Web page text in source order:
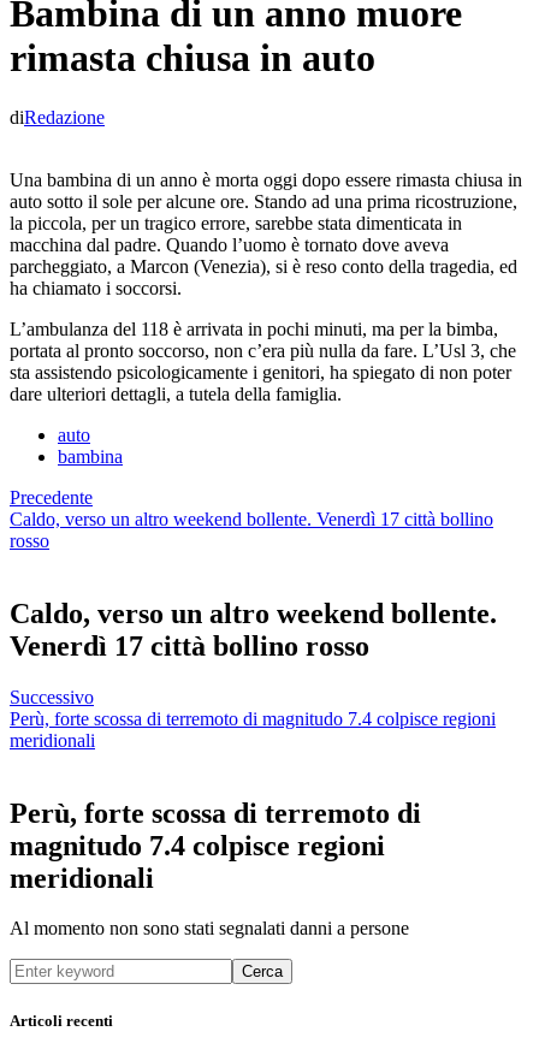
Bambina di un anno muore
rimasta chiusa in auto
diRedazione
Una bambina di un anno è morta oggi dopo essere rimasta chiusa in
auto sotto il sole per alcune ore. Stando ad una prima ricostruzione,
la piccola, per un tragico errore, sarebbe stata dimenticata in
macchina dal padre. Quando l’uomo è tornato dove aveva
parcheggiato, a Marcon (Venezia), si è reso conto della tragedia, ed
ha chiamato i soccorsi.
L’ambulanza del 118 è arrivata in pochi minuti, ma per la bimba,
portata al pronto soccorso, non c’era più nulla da fare. L’Usl 3, che
sta assistendo psicologicamente i genitori, ha spiegato di non poter
dare ulteriori dettagli, a tutela della famiglia.
auto
bambina
Precedente
Caldo, verso un altro weekend bollente. Venerdì 17 città bollino
rosso
Caldo, verso un altro weekend bollente.
Venerdì 17 città bollino rosso
Successivo
Perù, forte scossa di terremoto di magnitudo 7.4 colpisce regioni
meridionali
Perù, forte scossa di terremoto di
magnitudo 7.4 colpisce regioni
meridionali
Al momento non sono stati segnalati danni a persone
Cerca
Articoli recenti